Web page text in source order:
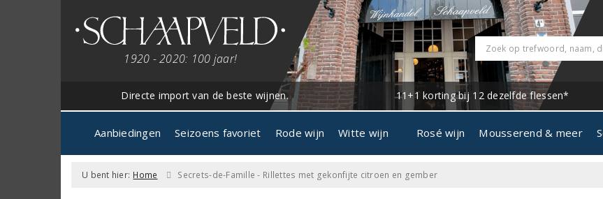
1920 - 2020: 100 jaar!
Directe import van de beste wijnen. 11+1 korting bij 12 dezelfde flessen*
Aanbiedingen Seizoens favoriet Rode wijn Witte wijn Rosé wijn Mousserend & meer
U bent hier: Home Secrets-de-Famille - Rillettes met gekonfijte citroen en gember